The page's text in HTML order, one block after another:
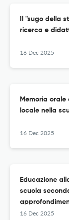
Il "sugo della
ricerca e
16 Dec 2025
Memoria
locale nella
16 Dec 2025
Educazione
scuola
16 Dec 2025